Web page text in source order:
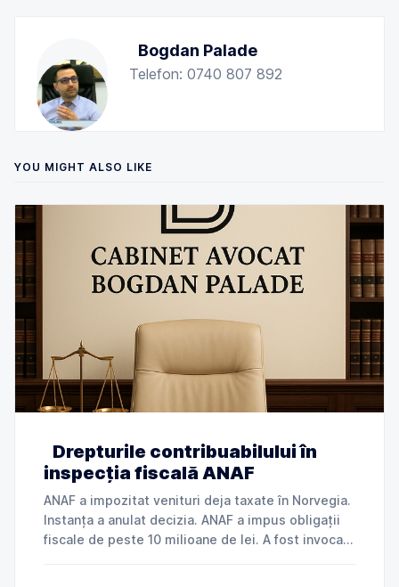
Bogdan Palade
Telefon: 0740 807 892
YOU MIGHT ALSO LIKE
Drepturile contribuabilului în
inspecția fiscală ANAF
ANAF a impozitat venituri deja taxate în Norvegia.
Instanța a anulat decizia. ANAF a impus obligații
fiscale de peste 10 milioane de lei. A fost invocată